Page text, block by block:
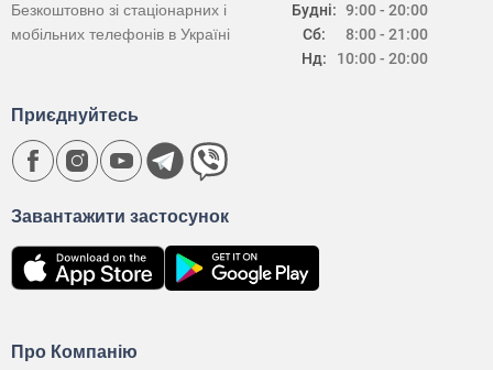
Будні:
Сб:
Нд:
9:00 - 20:00
8:00 - 21:00
10:00 - 20:00
Безкоштовно зі стаціонарних і
мобільних телефонів в Україні
Про Компанію
Завантажити застосунок
Приєднуйтесь